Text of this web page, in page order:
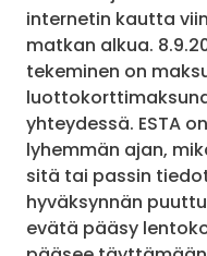
internetin kautta
matkan alkua.
tekeminen on
yhteydessä. ESTA
lyhemmän ajan,
sitä tai passin
hyväksynnän
evätä pääsy